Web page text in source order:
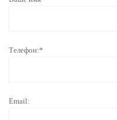
Телефон:*
Email: